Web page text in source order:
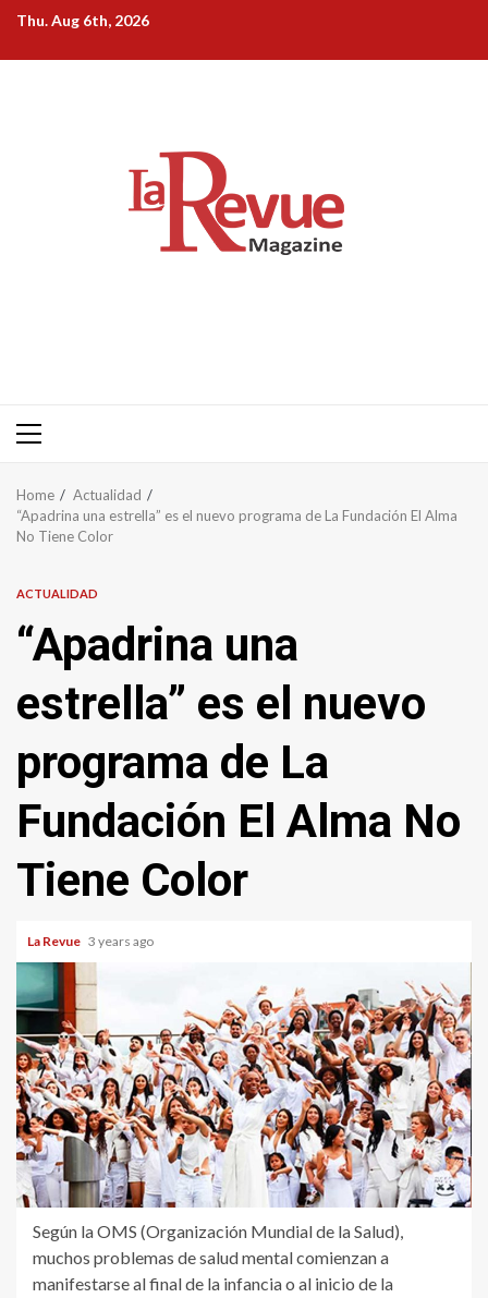
Skip
content
Thu. Aug 6th, 2026
Primary
Home
Actualidad
“Apadrina una estrella” es el nuevo programa de La Fundación El Alma
No Tiene Color
ACTUALIDAD
“Apadrina una
estrella” es el nuevo
programa de La
Fundación El Alma No
Tiene Color
La Revue 3 years ago
Según la OMS (Organización Mundial de la Salud),
muchos problemas de salud mental comienzan a
manifestarse al final de la infancia o al inicio de la